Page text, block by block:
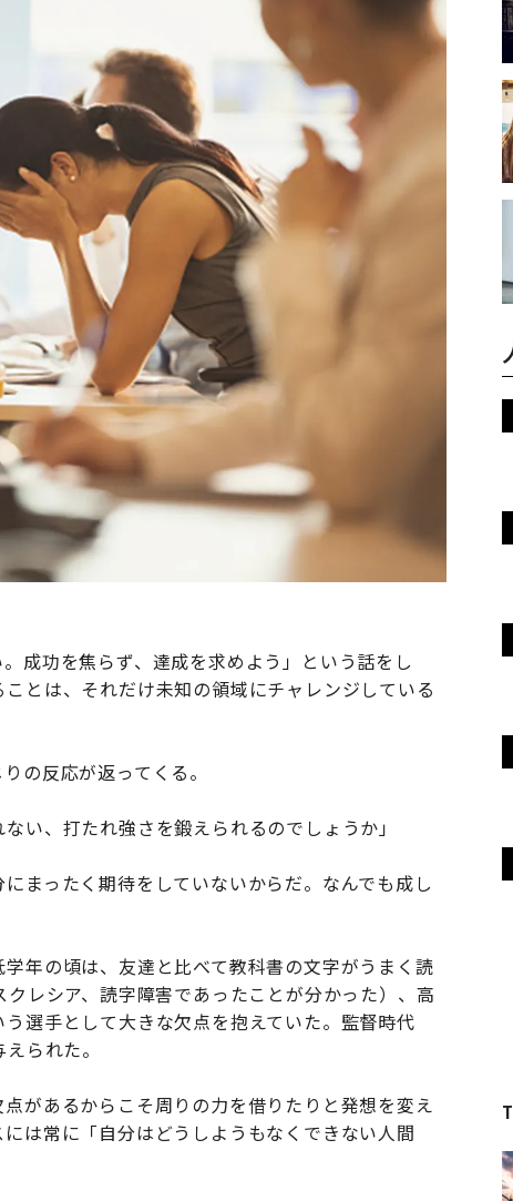
成功を焦らず、達成を求めよう」という話をし
とは、それだけ未知の領域にチャレンジしている
の反応が返ってくる。
い、打たれ強さを鍛えられるのでしょうか」
まったく期待をしていないからだ。なんでも成し
年の頃は、友達と比べて教科書の文字がうまく読
レシア、読字障害であったことが分かった）、高
選手として大きな欠点を抱えていた。監督時代
られた。
があるからこそ周りの力を借りたりと発想を変え
は常に「自分はどうしようもなくできない人間